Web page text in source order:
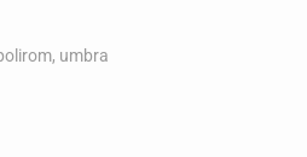
, umbra